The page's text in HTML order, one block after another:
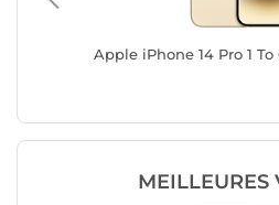
Apple iPhone 14 Pro 1 To
MEILLEURES